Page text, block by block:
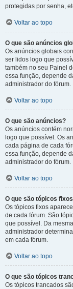
protegidas por senha,
Voltar ao topo
O que são anúncios
Os anúncios globais
ser lidos logo que
também no seu Painel
essa função, depende
administrador do fórum.
Voltar ao topo
O que são anúncios?
Os anúncios contém
logo que possível. Os
cada página de cada
essa função, depende
administrador do fórum.
Voltar ao topo
O que são tópicos
Os tópicos fixos
de cada fórum. São
que possível. Da
administrador
em cada fórum.
Voltar ao topo
O que são tópicos
Os tópicos trancados